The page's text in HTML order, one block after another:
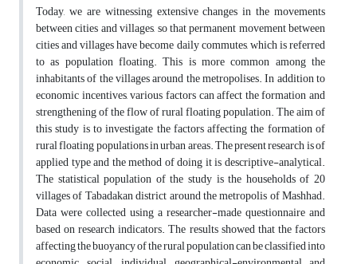
Today, we are witnessing extensive changes in the movements
between cities and villages, so that permanent movement between
cities and villages have become daily commutes, which is referred
to as population floating. This is more common among the
inhabitants of the villages around the metropolises. In addition to
economic incentives, various factors can affect the formation and
strengthening of the flow of rural floating population. The aim of
this study is to investigate the factors affecting the formation of
rural floating populations in urban areas. The present research is of
applied type and the method of doing it is descriptive-analytical.
The statistical population of the study is the households of 20
villages of Tabadakan district around the metropolis of Mashhad.
Data were collected using a researcher-made questionnaire and
based on research indicators. The results showed that the factors
affecting the buoyancy of the rural population can be classified into